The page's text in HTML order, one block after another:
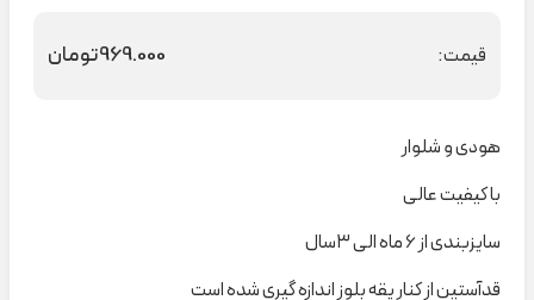
قیمت: 969.000تومان
هودی و شلوار
با کیفیت عالی
سایزبندی از ۶ ماه الی ۳سال
قدآستین از کنار یقه بلوز اندازه گیری شده است